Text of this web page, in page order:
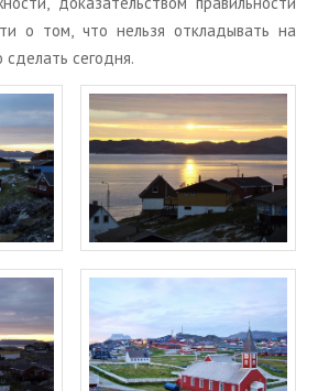
о том, что нель­зя от­кла­ды­вать на
се­год­ня.